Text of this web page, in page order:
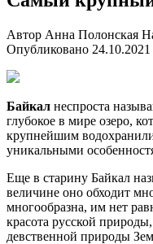
Автор Анна Полонская
Опубликовано 24.10.2021
Байкал неспроста
глубокое в мире озеро,
крупнейшим
уникальными
Еще в старину Байкал
величине оно обходит
многообразна, им нет
красота русской
девственной природы